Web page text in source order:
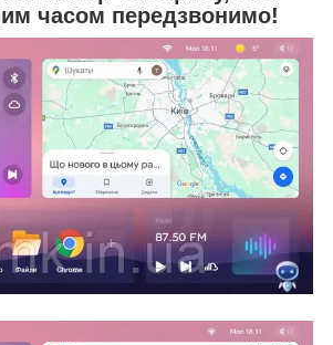
часом передзвонимо!